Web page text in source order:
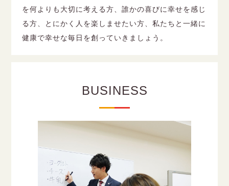
を何よりも大切に考える方、誰かの喜びに幸せを感じ
る方、とにかく人を楽しませたい方、私たちと一緒に
健康で幸せな毎日を創っていきましょう。
BUSINESS